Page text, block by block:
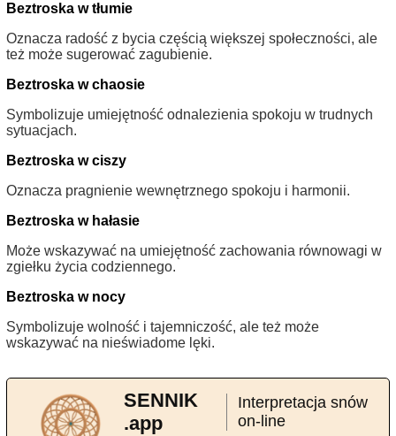
Beztroska w tłumie
Oznacza radość z bycia częścią większej społeczności, ale
też może sugerować zagubienie.
Beztroska w chaosie
Symbolizuje umiejętność odnalezienia spokoju w trudnych
sytuacjach.
Beztroska w ciszy
Oznacza pragnienie wewnętrznego spokoju i harmonii.
Beztroska w hałasie
Może wskazywać na umiejętność zachowania równowagi w
zgiełku życia codziennego.
Beztroska w nocy
Symbolizuje wolność i tajemniczość, ale też może
wskazywać na nieświadome lęki.
SENNIK
.app
Interpretacja snów
on-line